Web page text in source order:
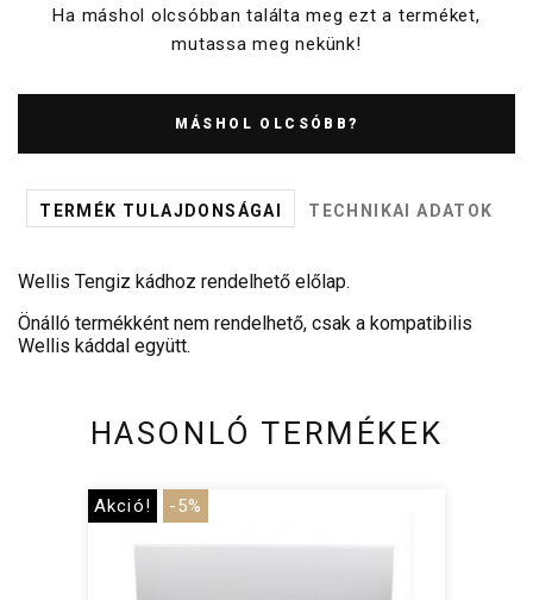
Ha máshol olcsóbban találta meg ezt a terméket,
mutassa meg nekünk!
MÁSHOL OLCSÓBB?
TERMÉK TULAJDONSÁGAI TECHNIKAI ADATOK
Wellis Tengiz kádhoz rendelhető előlap.
Önálló termékként nem rendelhető, csak a kompatibilis
Wellis káddal együtt.
HASONLÓ TERMÉKEK
Akció! -5%